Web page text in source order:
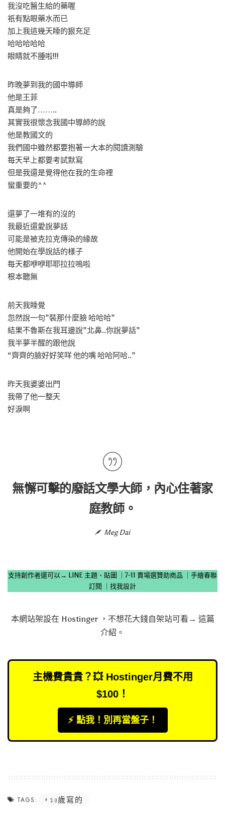
我沒吃醫生給的藥喔
祇有點眼藥水而已
加上我這幾天睡的狠充足
哈哈哈哈哈
眼睛就不腫啦!!!
昨晚夢到我的國中導師
他是王菲
真是夠了……..
其實我很懷念我國中導師的說
他是教國文的
我們國中雖然都要抱著一大本的閱讀測驗
每天早上都要考試默寫
但是我還是覺得他在我的生命裡
蠻重要的^^
還夢了一堆有的沒的
我最近還愛說夢話
可能是被克拉克傳染的緣故
他開始在學說話的樣子
每天都咿咿耶耶拉拉嗚啦
根本聽無
前天我睡覺
忽然說一句”裝那什麼臉 哈哈哈”
結果不魯斯在我耳邊說”北鼻..你說夢話”
我半夢半醒的跟他說
“齊齊的臉好好笑咩 他的嘴 哈哈阿哈..”
昨天我婆婆出門
我帶了他一整天
好淚啊
無懈可擊的廢話文學大師，內心住著家
庭教師。
Meg Dai
支持創作者還可以→ LINE 主題、貼圖 7-11 賣場選贊助商品
手繪春聯
訂閱
找我設計
本網站架設在 Hostinger，不想花大錢自架站可看→ 這篇
介紹 。
主機費貴貴？💥 Hostinger月費不用
$100！
⚡️ 點我！別再當盤子！
TAGS: 20歲寫的